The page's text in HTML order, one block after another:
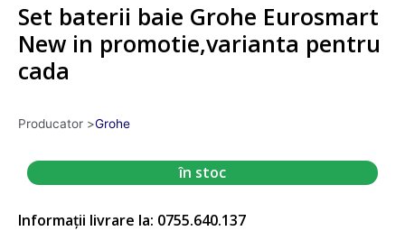
Set baterii baie Grohe Eurosmart
New in promotie,varianta pentru
cada
Producator >Grohe
în stoc
Informații livrare la: 0755.640.137